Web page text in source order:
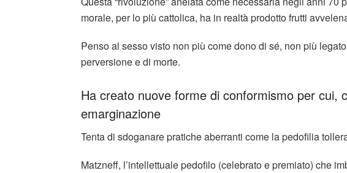
morale, per lo più cattolica, ha in realtà prodotto frutti
Penso al sesso visto non più come dono di sé, non più
perversione e di morte.
Ha creato nuove forme di conformismo per cui,
emarginazione
Tenta di sdoganare pratiche aberranti come la pedofilia
Matzneff, l’intellettuale pedofilo (celebrato e premiato) che